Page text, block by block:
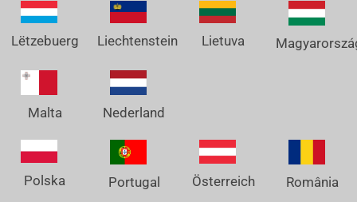
Lëtzebuerg Liechtenstein Lietuva
Malta Nederland
Polska Portugal Österreich România